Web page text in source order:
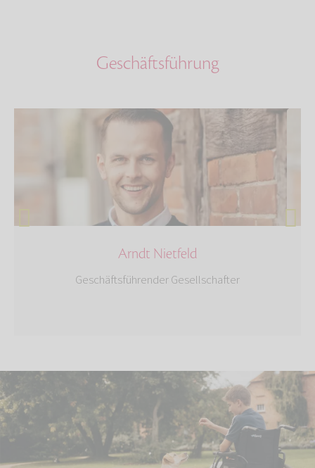
Geschäftsführung
Arndt Nietfeld
Geschäftsführender Gesellschafter